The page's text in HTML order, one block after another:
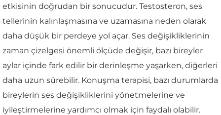
etkisinin doğrudan bir sonucudur. Testosteron, ses
tellerinin kalınlaşmasına ve uzamasına neden olarak
daha düşük bir perdeye yol açar. Ses değişikliklerinin
zaman çizelgesi önemli ölçüde değişir, bazı bireyler
aylar içinde fark edilir bir derinleşme yaşarken, diğerleri
daha uzun sürebilir. Konuşma terapisi, bazı durumlarda
bireylerin ses değişikliklerini yönetmelerine ve
iyileştirmelerine yardımcı olmak için faydalı olabilir.